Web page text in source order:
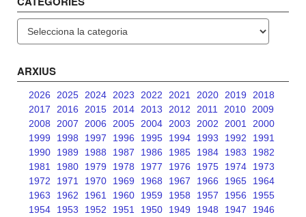
ARXIUS
2026 2025 2024 2023 2022 2021 2020 2019
2018
2017
2016 2015 2014 2013 2012 2011 2010
2009
2008
2007 2006 2005 2004 2003 2002 2001
2000
1999
1998 1997 1996 1995 1994 1993 1992
1991
1990
1989 1988 1987 1986 1985 1984 1983
1982
1981
1980 1979 1978 1977 1976 1975 1974
1973
1972
1971 1970 1969 1968 1967 1966 1965
1964
1963
1962 1961 1960 1959 1958 1957 1956
1955
1954
1953 1952 1951 1950 1949 1948 1947
1946